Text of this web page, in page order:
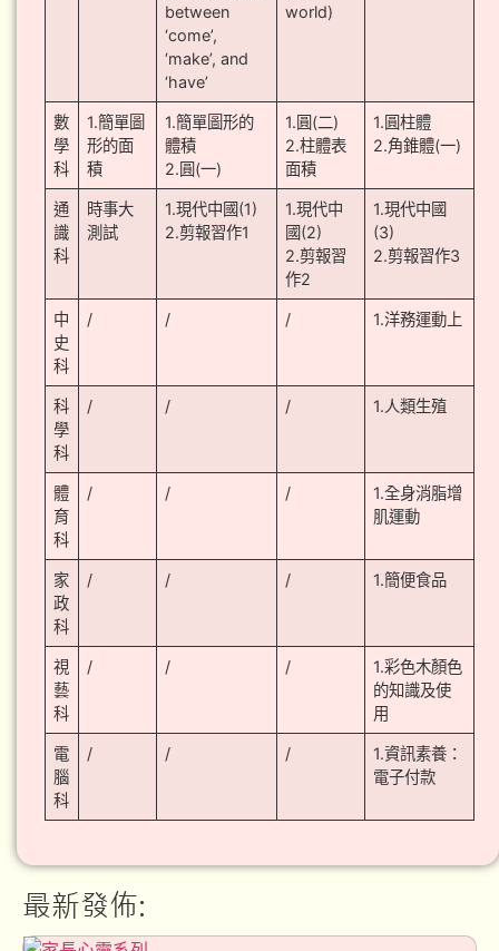
最新發佈:
between
‘come’,
‘make’, and
‘have’
world)
數
學
科
1.簡單圖
形的面
積
1.簡單圖形的
體積
2.圓(一)
1.圓(二)
2.柱體表
面積
1.圓柱體
2.角錐體(一)
通
識
科
時事大
測試
1.現代中國(1)
2.剪報習作1
1.現代中
國(2)
2.剪報習
作2
1.現代中國
(3)
2.剪報習作3
中
史
科
/ / / 1.洋務運動上
科
學
科
/ / / 1.人類生殖
體
育
科
/ / /
1.全身消脂增
肌運動
家
政
科
/ / / 1.簡便食品
視
藝
科
/ / /
1.彩色木顏色
的知識及使
用
電
腦
科
/ / /
1.資訊素養：
電子付款